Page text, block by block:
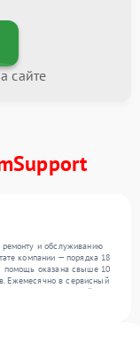
сайте
и обслуживанию
компании — порядка 18
помощь оказана свыше 10
Ежемесячно в сервисный
за задачи любой
квалификации мастеров.